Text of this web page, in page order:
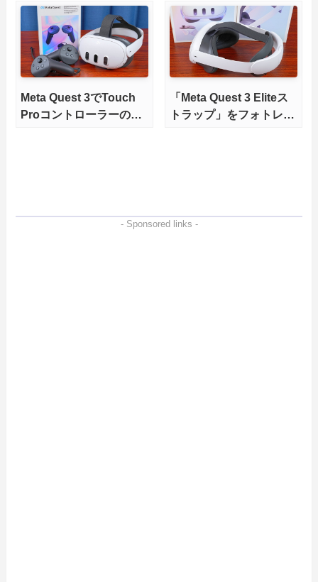
Meta公式に返品する手
快適なキャリングケース
Meta Quest 3でTouch
Proコントローラーのト
「Meta Quest 3 Eliteス
トラップ」をフォトレビ
- Sponsored links -